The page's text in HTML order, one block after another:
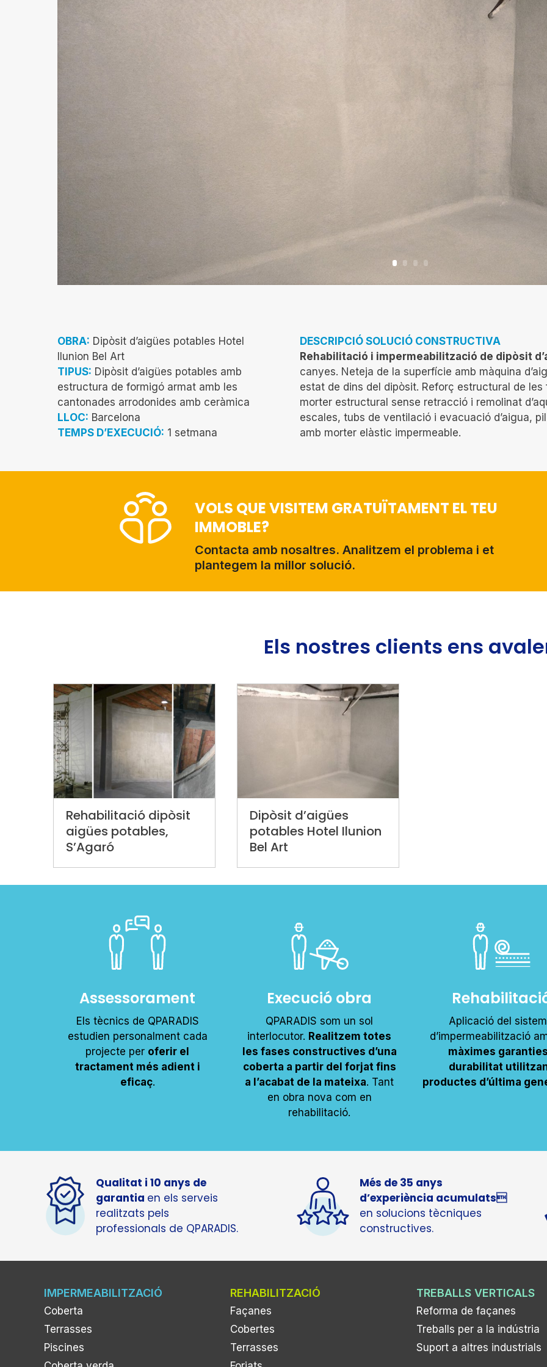
OBRA: Dipòsit d’aigües potables Hotel
Ilunion Bel Art
TIPUS: Dipòsit d’aigües potables amb
estructura de formigó armat amb les
cantonades arrodonides amb ceràmica
LLOC: Barcelona
TEMPS D’EXECUCIÓ: 1 setmana
DESCRIPCIÓ SOLUCIÓ CONSTRUCTIVA
Rehabilitació i impermeabilització de dipòsit
canyes. Neteja de la superfície amb màquina
estat de dins del dipòsit. Reforç estructural de
morter estructural sense retracció i remolinat
escales, tubs de ventilació i evacuació d’aigua,
amb morter elàstic impermeable.
VOLS QUE VISITEM GRATUÏTAMENT EL TEU
IMMOBLE?
Contacta amb nosaltres. Analitzem el problema i et
plantegem la millor solució.
Els nostres clients ens
Rehabilitació dipòsit
aigües potables,
S’Agaró
Dipòsit d’aigües
potables Hotel Ilunion
Bel Art
Assessorament
Els tècnics de QPARADIS
estudien personalment cada
projecte per oferir el
tractament més adient i
eficaç.
Execució obra
QPARADIS som un sol
interlocutor. Realitzem totes
les fases constructives d’una
coberta a partir del forjat fins
a l’acabat de la mateixa. Tant
en obra nova com en
rehabilitació.
Aplicació del
d’impermeabilització
màximes
durabilitat
productes d’última
Qualitat i 10 anys de
garantia en els serveis
realitzats pels
professionals de QPARADIS.
Més de 35 anys
d’experiència acumulats
en solucions tècniques
constructives.
IMPERMEABILITZACIÓ
Coberta
Terrasses
Piscines
REHABILITZACIÓ
Façanes
Cobertes
Terrasses
TREBALLS VERTICALS
Reforma de façanes
Treballs per a la indústria
Suport a altres industrials